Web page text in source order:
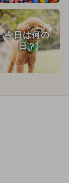
今日は何の
日？